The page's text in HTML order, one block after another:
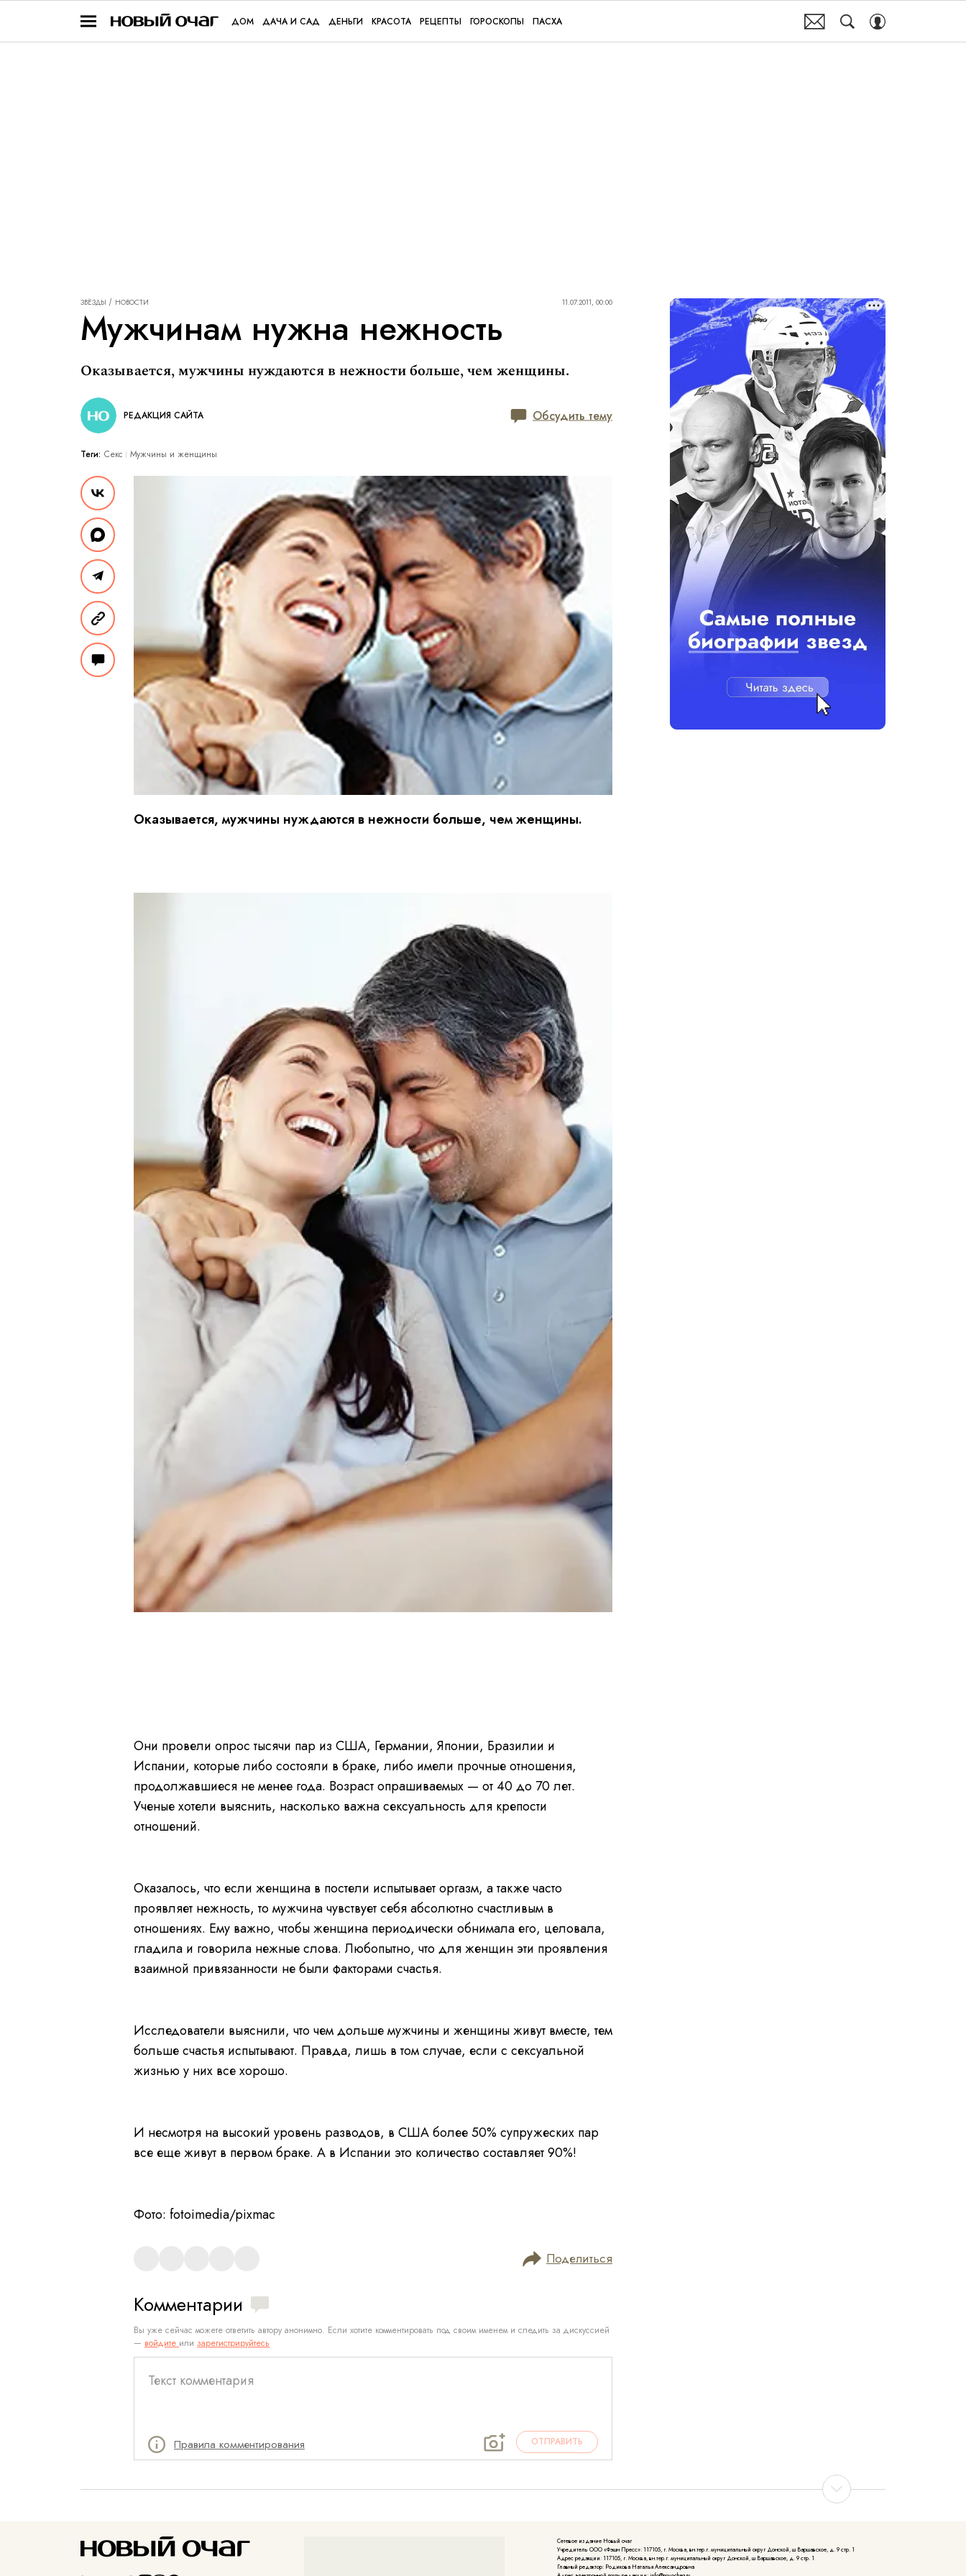
ДОМ ДАЧА И САД ДЕНЬГИ КРАСОТА РЕЦЕПТЫ ГОРОСКОПЫ ПАСХА
ЗВЁЗДЫ НОВОСТИ 11.07.2011, 00:00
Мужчинам нужна нежность
Оказывается, мужчины нуждаются в нежности больше, чем женщины.
РЕДАКЦИЯ САЙТА Обсудить тему
Теги: Секс Мужчины и женщины
Оказывается, мужчины нуждаются в нежности больше, чем женщины.
Они провели опрос тысячи пар из США, Германии, Японии, Бразилии и
Испании, которые либо состояли в браке, либо имели прочные отношения,
продолжавшиеся не менее года. Возраст опрашиваемых — от 40 до 70 лет.
Ученые хотели выяснить, насколько важна сексуальность для крепости
отношений.
Оказалось, что если женщина в постели испытывает оргазм, а также часто
проявляет нежность, то мужчина чувствует себя абсолютно счастливым в
отношениях. Ему важно, чтобы женщина периодически обнимала его, целовала,
гладила и говорила нежные слова. Любопытно, что для женщин эти проявления
взаимной привязанности не были факторами счастья.
Исследователи выяснили, что чем дольше мужчины и женщины живут вместе, тем
больше счастья испытывают. Правда, лишь в том случае, если с сексуальной
жизнью у них все хорошо.
И несмотря на высокий уровень разводов, в США более 50% супружеских пар
все еще живут в первом браке. А в Испании это количество составляет 90%!
Фото: fotoimedia/pixmac
Поделиться
Комментарии
Вы уже сейчас можете ответить автору анонимно. Если хотите комментировать под своим именем и следить за дискуссией
— войдите или зарегистрируйтесь
Правила комментирования ОТПРАВИТЬ
Сетевое издание Новый очаг
Учредитель ООО «Фэшн Пресс»: 117105, г. Москва, вн.тер.г. муниципальный округ Донской, ш Варшавское, д. 9 стр. 1
Адрес редакции: 117105, г. Москва, вн.тер.г. муниципальный округ Донской, ш Варшавское, д. 9 стр. 1
Главный редактор: Родикова Наталья Александровна